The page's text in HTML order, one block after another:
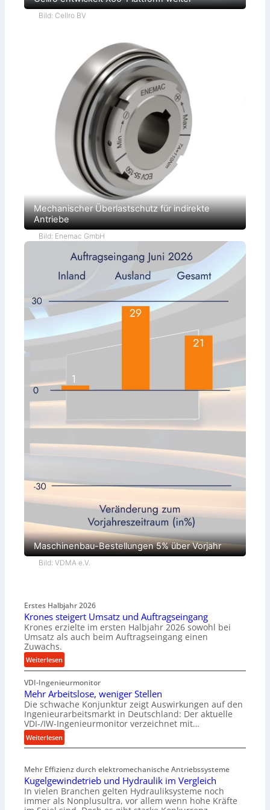
Bild: Cellro BV
Mechanischer Überlastschutz für indirekte
Antriebe
Bild: Enemac GmbH
Maschinenbau-Bestellungen 5% über Vorjahr
Bild: VDMA e.V.
Erstes Halbjahr 2026
Krones steigert Umsatz und Auftragseingang
Krones erzielte im ersten Halbjahr 2026 sowohl bei
Umsatz als auch beim Auftragseingang einen
Zuwachs.
Weiterlesen:
K
r
o
n
e
s
s
t
i
g
e
r
VDI-Ingenieurmonitor
Mehr Arbeitslose, weniger Stellen
Die schwache Konjunktur zeigt Auswirkungen auf den
Ingenieurarbeitsmarkt in Deutschland: Der aktuelle
VDI-/IW-Ingenieurmonitor verzeichnet mit…
Weiterlesen:
M
h
r
A
r
Mehr Effizienz durch elektromechanische Antriebssysteme
Kugelgewindetrieb und Hydraulik im Vergleich
In vielen Branchen gelten Hydrauliksysteme noch
immer als Nonplusultra, vor allem wenn hohe Kräfte